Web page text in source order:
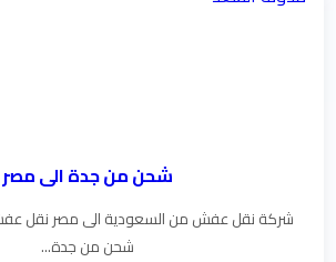
شحن من جدة الى مصر
شركة نقل عفش من السعودية الى مصر نقل
شحن من جدة...